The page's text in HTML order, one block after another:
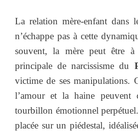
La relation mère-enfant dans
n’échappe pas à cette
souvent, la mère peut être
principale de narcissisme du
victime de ses manipulations.
l’amour et la haine peuvent
tourbillon émotionnel
placée sur un piédestal,